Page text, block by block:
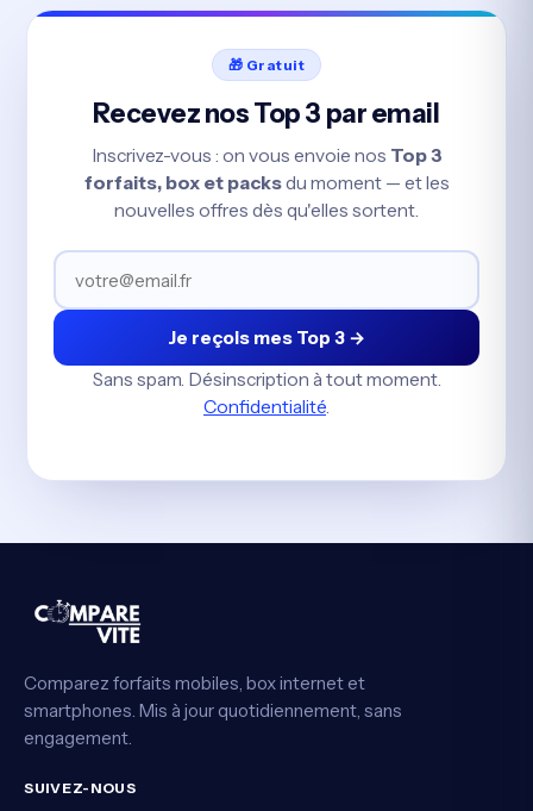
🎁 Gratuit
Recevez nos Top 3 par email
Inscrivez-vous : on vous envoie nos Top 3
forfaits, box et packsdu moment — et les
nouvelles offres dès qu'elles sortent.
Je reçois mes Top 3 →
Sans spam. Désinscription à tout moment.
Confidentialité.
Comparez forfaits mobiles, box internet et
smartphones. Mis à jour quotidiennement, sans
engagement.
SUIVEZ-NOUS